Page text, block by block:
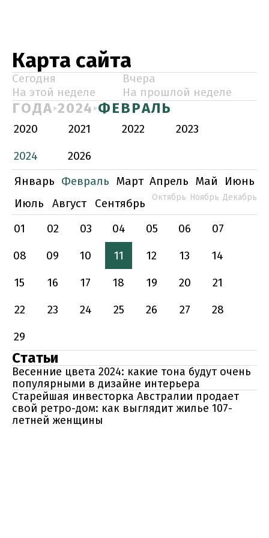
Карта сайта
Сегодня
Вчера
На этой неделе
На прошлой неделе
ГОДА 2024 ФЕВРАЛЬ
2020 2021 2022
2023
2024
2026
Январь Февраль Март Апрель Май
Июнь
Июль
Август Сентябрь Октябрь Ноябрь Декабрь
01 02 03 04 05 06
07
08
09 10 11 12 13
14
15
16 17 18 19 20
21
22
23 24 25 26 27
28
29
Статьи
Весенние цвета 2024: какие тона будут очень
популярными в дизайне интерьера
Старейшая инвесторка Австралии продает
свой ретро-дом: как выглядит жилье 107-
летней женщины